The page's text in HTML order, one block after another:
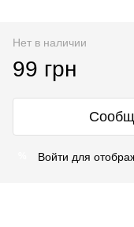
Нет в наличии
99 грн
Войти для